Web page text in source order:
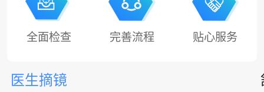
全面检查 完善流程 贴心服务
医生摘镜